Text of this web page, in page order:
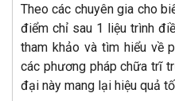
Theo các chuyên gia cho
điểm chỉ sau 1 liệu trình
tham khảo và tìm hiểu về
các phương pháp chữa trĩ
đại này mang lại hiệu quả